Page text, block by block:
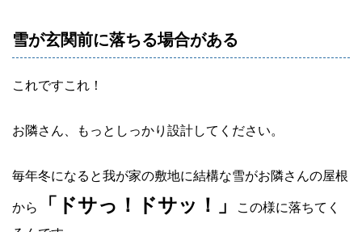
雪が玄関前に落ちる場合がある
これですこれ！
お隣さん、もっとしっかり設計してください。
毎年冬になると我が家の敷地に結構な雪がお隣さんの屋根
から 「ドサっ！ドサッ！」
この様に落ちてく